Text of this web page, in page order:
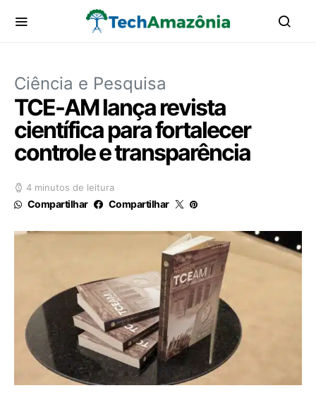
Ciência e Pesquisa
TCE-AM lança revista
científica para fortalecer
controle e transparência
4 minutos de leitura
Compartilhar Compartilhar